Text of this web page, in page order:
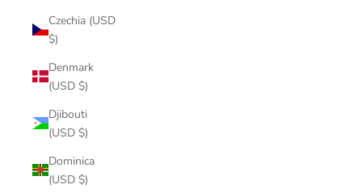
Czechia (USD
$)
Denmark
(USD $)
Djibouti
(USD $)
Dominica
(USD $)